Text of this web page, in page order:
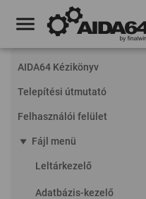
menu
AIDA64 Kézikönyv
Telepítési útmutató
Felhasználói felület
play_arrow Fájl menü
Leltárkezelő
Adatbázis-kezelő